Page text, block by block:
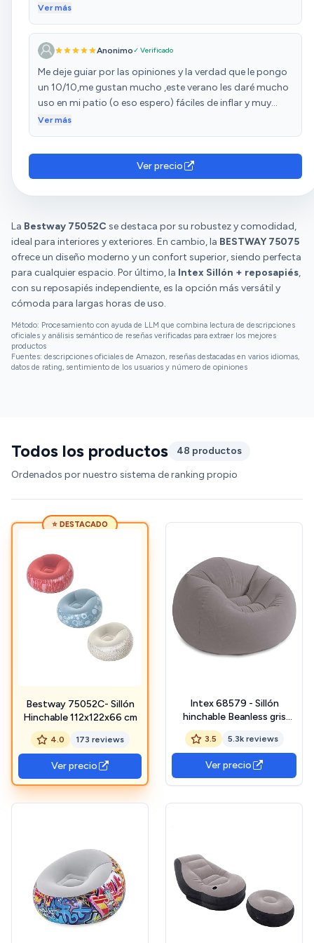
para el camping, camper y autocaravana, al ser inflable
kit con solo inflarlo. Parece fuerte pero, yo lo utilizo con
alguna tela que no me importe para evitar pinchazos. Un
saludo a todos y espero, haber sido de utilidad.
Ver más
Anonimo✓ Verificado
Me deje guiar por las opiniones y la verdad que le pongo
un 10/10,me gustan mucho ,este verano les daré mucho
uso en mi patio (o eso espero) fáciles de inflar y muy
cómodos, sin duda una buena compra y a muy buen
Ver más
Ver precio
La Bestway 75052C se destaca por su robustez y comodidad,
ideal para interiores y exteriores. En cambio, la BESTWAY 75075
ofrece un diseño moderno y un confort superior, siendo perfecta
para cualquier espacio. Por último, la Intex Sillón + reposapiés,
con su reposapiés independiente, es la opción más versátil y
cómoda para largas horas de uso.
Método: Procesamiento con ayuda de LLM que combina lectura de descripciones
oficiales y análisis semántico de reseñas verificadas para extraer los mejores
productos
Fuentes: descripciones oficiales de Amazon, reseñas destacadas en varios idiomas,
datos de rating, sentimiento de los usuarios y número de opiniones
Todos los productos
48 productos
Ordenados por nuestro sistema de ranking propio
⭐ DESTACADO
Bestway 75052C- Sillón
Hinchable 112x122x66 cm
4.0 173 reviews
Ver precio
Intex 68579 - Sillón
hinchable Beanless gris
114x114x71 cm
3.5 5.3k reviews
Ver precio